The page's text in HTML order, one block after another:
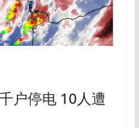
户停电 10人遭